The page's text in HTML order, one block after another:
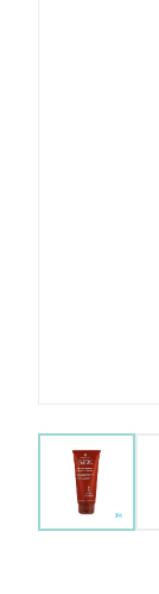
View